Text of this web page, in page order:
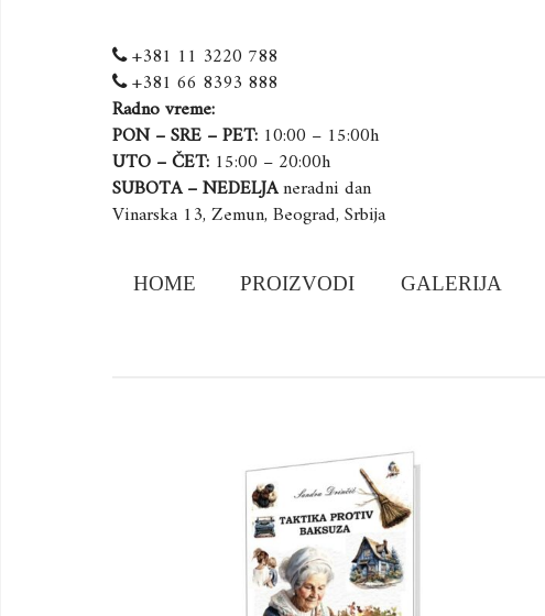
+381 11 3220 788
+381 66 8393 888
Radno vreme:
PON – SRE – PET: 10:00 – 15:00h
UTO – ČET: 15:00 – 20:00h
SUBOTA – NEDELJAneradni dan
Vinarska 13, Zemun, Beograd, Srbija
HOME PROIZVODI GALERIJA